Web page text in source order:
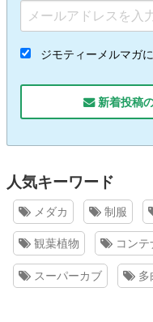
ジモティーメルマガ
新着投稿
人気キーワード
メダカ 制服
観葉植物 コンテ
スーパーカブ 多